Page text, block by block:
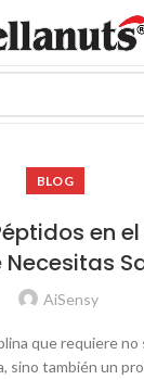
BLOG
en
Necesitas
AiSensy
que requiere no
sino también un